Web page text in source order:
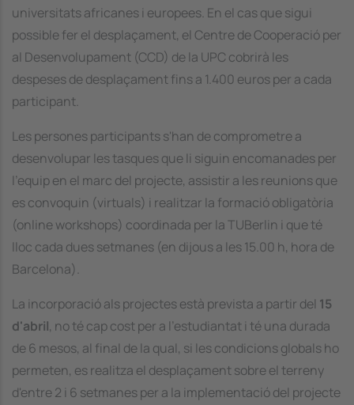
universitats africanes i europees. En el cas que sigui
possible fer el desplaçament, el Centre de Cooperació per
al Desenvolupament (CCD) de la UPC cobrirà les
despeses de desplaçament fins a 1.400 euros per a cada
participant.
Les persones participants s'han de comprometre a
desenvolupar les tasques que li siguin encomanades per
l'equip en el marc del projecte, assistir a les reunions que
es convoquin (virtuals) i realitzar la formació obligatòria
(online workshops) coordinada per la TUBerlin i que té
lloc cada dues setmanes (en dijous a les 15.00 h, hora de
Barcelona).
La incorporació als projectes està prevista a partir del 15
d'abril, no té cap cost per a l'estudiantat i té una durada
de 6 mesos, al final de la qual, si les condicions globals ho
permeten, es realitza el desplaçament sobre el terreny
d'entre 2 i 6 setmanes per a la implementació del projecte